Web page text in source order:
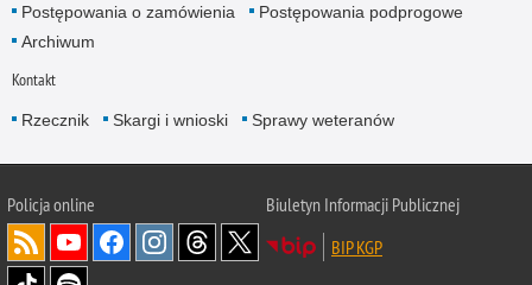
Postępowania o zamówienia
Postępowania podprogowe
Archiwum
Kontakt
Rzecznik Skargi i wnioski Sprawy weteranów
Policjaonline
Biuletyn Informacji Publicznej
BIP KGP